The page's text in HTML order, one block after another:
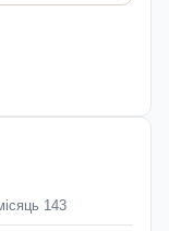
143